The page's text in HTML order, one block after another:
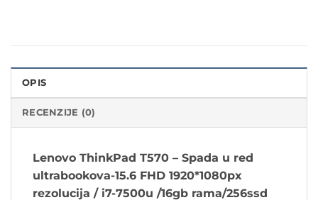
OPIS
RECENZIJE (0)
Lenovo ThinkPad T570 – Spada u red
ultrabookova-15.6 FHD 1920*1080px
rezolucija / i7-7500u /16gb rama/256ssd